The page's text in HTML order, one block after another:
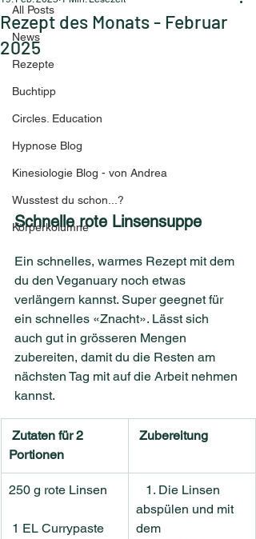
All Posts
News
Rezepte
Buchtipp
Circles. Education
Hypnose Blog
Kinesiologie Blog - von Andrea
Wusstest du schon...?
Körperkolumne
Rezept des Monats - Februar
2025
Schnelle rote Linsensuppe
Ein schnelles, warmes Rezept mit dem
du den Veganuary noch etwas
verlängern kannst. Super geegnet für
ein schnelles «Znacht». Lässt sich
auch gut in grösseren Mengen
zubereiten, damit du die Resten am
nächsten Tag mit auf die Arbeit nehmen
kannst.
Zutaten für 2
Portionen
Zubereitung
250 g rote Linsen
1 EL Currypaste
1. Die Linsen
abspülen und mit
dem